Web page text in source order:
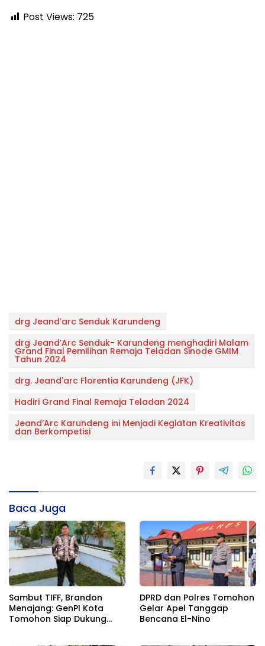
Post Views: 725
drg Jeand’arc Senduk Karundeng
drg Jeand’Arc Senduk- Karundeng menghadiri Malam
Grand Final Pemilihan Remaja Teladan Sinode GMIM
Tahun 2024
drg. Jeand'arc Florentia Karundeng (JFK)
Hadiri Grand Final Remaja Teladan 2024
Jeand’Arc Karundeng ini Menjadi Kegiatan Kreativitas
dan Berkompetisi
Baca Juga
Sambut TIFF, Brandon
Menajang: ​GenPI Kota
Tomohon Siap Dukung
DPRD dan Polres Tomohon
Gelar Apel Tanggap
Bencana El-Nino